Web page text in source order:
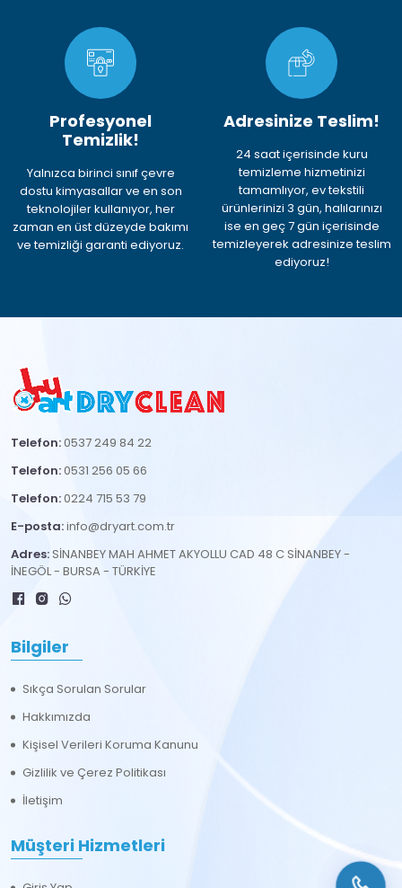
Profesyonel
Temizlik!
Yalnızca birinci sınıf çevre
dostu kimyasallar ve en son
teknolojiler kullanıyor, her
zaman en üst düzeyde bakımı
ve temizliği garanti ediyoruz.
Adresinize Teslim!
24 saat içerisinde kuru
temizleme hizmetinizi
tamamlıyor, ev tekstili
ürünlerinizi 3 gün, halılarınızı
ise en geç 7 gün içerisinde
temizleyerek adresinize teslim
ediyoruz!
Telefon:0537 249 84 22
Telefon:0531 256 05 66
Telefon:0224 715 53 79
E-posta:info@dryart.com.tr
Adres: SİNANBEY MAH AHMET AKYOLLU CAD 48 C SİNANBEY -
İNEGÖL - BURSA - TÜRKİYE
Bilgiler
Sıkça Sorulan Sorular
Hakkımızda
Kişisel Verileri Koruma Kanunu
Gizlilik ve Çerez Politikası
İletişim
Müşteri Hizmetleri